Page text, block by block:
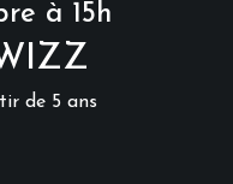
à 15h
de 5 ans